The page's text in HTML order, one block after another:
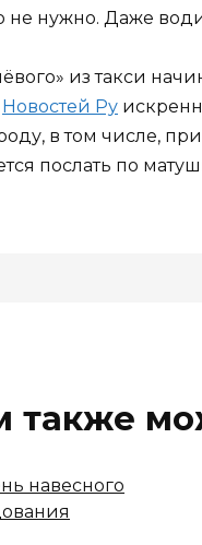
не нужно. Даже
из такси
Новостей Ру
в том числе,
послать по
также